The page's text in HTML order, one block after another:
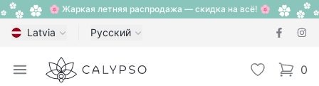
🌸 Жаркая летняя распродажа — скидка на всё! 🌸
Latvia Русский
Open menu
Calypso Избранное
0
items